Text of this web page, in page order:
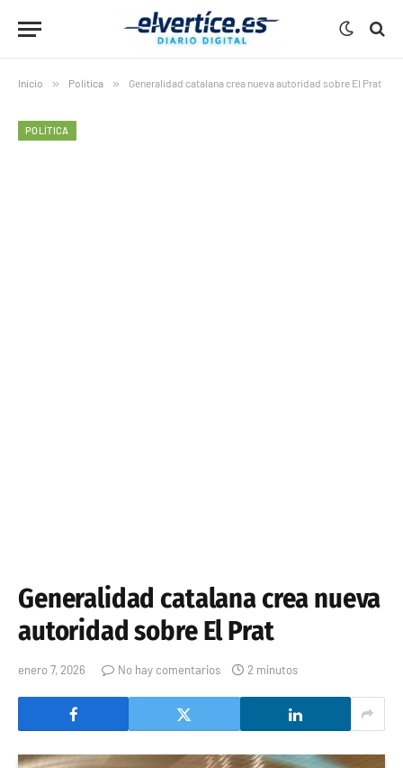
Inicio » Política » Generalidad catalana crea nueva autoridad sobre El Prat
POLÍTICA
Generalidad catalana crea nueva
autoridad sobre El Prat
enero 7, 2026 No hay comentarios 2 minutos